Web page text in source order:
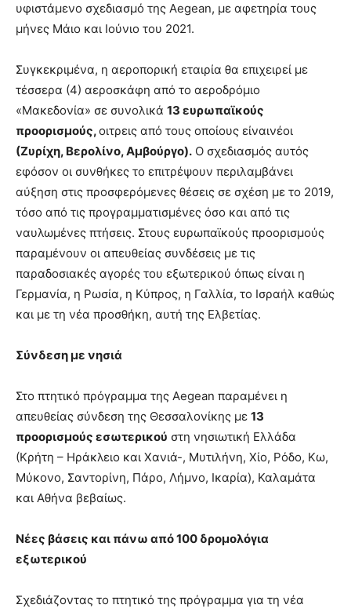
υφιστάμενο σχεδιασμό της Aegean, με αφετηρία τους
μήνες Μάιο και Ιούνιο του 2021.
Συγκεκριμένα, η αεροπορική εταιρία θα επιχειρεί με
τέσσερα (4) αεροσκάφη από το αεροδρόμιο
«Μακεδονία» σε συνολικά 13 ευρωπαϊκούς
προορισμούς,οιτρεις από τους οποίους είναινέοι
(Ζυρίχη, Βερολίνο, Αμβούργο). Ο σχεδιασμός αυτός
εφόσον οι συνθήκες το επιτρέψουν περιλαμβάνει
αύξηση στις προσφερόμενες θέσεις σε σχέση με το 2019,
τόσο από τις προγραμματισμένες όσο και από τις
ναυλωμένες πτήσεις. Στους ευρωπαϊκούς προορισμούς
παραμένουν οι απευθείας συνδέσεις με τις
παραδοσιακές αγορές του εξωτερικού όπως είναι η
Γερμανία, η Ρωσία, η Κύπρος, η Γαλλία, το Ισραήλ καθώς
και με τη νέα προσθήκη, αυτή της Ελβετίας.
Σύνδεση με νησιά
Στο πτητικό πρόγραμμα της Aegean παραμένει η
απευθείας σύνδεση της Θεσσαλονίκης με 13
προορισμούς εσωτερικού στη νησιωτική Ελλάδα
(Κρήτη – Ηράκλειο και Χανιά-, Μυτιλήνη, Χίο, Ρόδο, Κω,
Μύκονο, Σαντορίνη, Πάρο, Λήμνο, Ικαρία), Καλαμάτα
και Αθήνα βεβαίως.
Νέες βάσεις και πάνω από 100 δρομολόγια
εξωτερικού
Σχεδιάζοντας το πτητικό της πρόγραμμα για τη νέα